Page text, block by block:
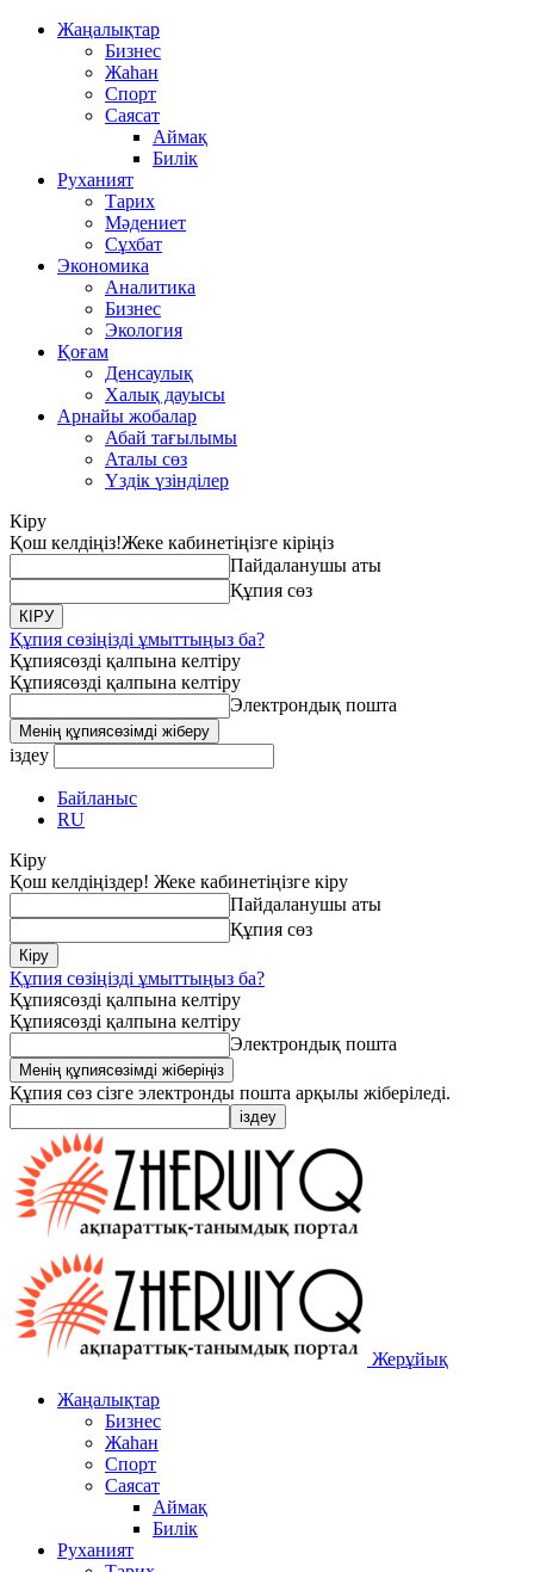
Жаңалықтар
Бизнес
Жаһан
Спорт
Саясат
Аймақ
Билік
Руханият
Тарих
Мәдениет
Сұхбат
Экономика
Аналитика
Бизнес
Экология
Қоғам
Денсаулық
Халық дауысы
Арнайы жобалар
Абай тағылымы
Аталы сөз
Үздік үзінділер
Кіру
Қош келдіңіз!Жеке кабинетіңізге кіріңіз
Пайдаланушы аты
Құпия сөз
Құпия сөзіңізді ұмыттыңыз ба?
Құпиясөзді қалпына келтіру
Құпиясөзді қалпына келтіру
Электрондық пошта
іздеу
Байланыс
RU
Кіру
Қош келдіңіздер! Жеке кабинетіңізге кіру
Пайдаланушы аты
Құпия сөз
Құпия сөзіңізді ұмыттыңыз ба?
Құпиясөзді қалпына келтіру
Құпиясөзді қалпына келтіру
Электрондық пошта
Құпия сөз сізге электронды пошта арқылы жіберіледі.
Жерұйық
Жаңалықтар
Бизнес
Жаһан
Спорт
Саясат
Аймақ
Билік
Руханият